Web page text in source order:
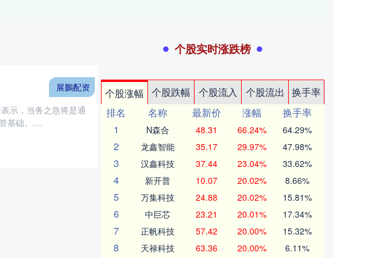
示，当务之急将是通
基础。....
展鵬配资
个股实时涨跌榜
个股涨幅 个股跌幅 个股流入 个股流出
换手率
排名
名称 最新价 涨幅
换手率
1
N森合 48.31 66.24% 64.29%
2 龙鑫智能 35.17 29.97% 47.98%
3 汉鑫科技 37.44 23.04% 33.62%
4 新开普 10.07 20.02% 8.66%
5 万集科技 24.88 20.02% 15.81%
6 中巨芯 23.21 20.01% 17.34%
7 正帆科技 57.42 20.00% 15.32%
8 天禄科技 63.36 20.00% 6.11%